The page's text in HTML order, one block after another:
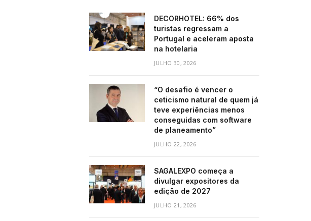
DECORHOTEL: 66% dos
turistas regressam a
Portugal e aceleram aposta
na hotelaria
JULHO 30, 2026
“O desafio é vencer o
ceticismo natural de quem já
teve experiências menos
conseguidas com software
de planeamento”
JULHO 22, 2026
SAGALEXPO começa a
divulgar expositores da
edição de 2027
JULHO 21, 2026